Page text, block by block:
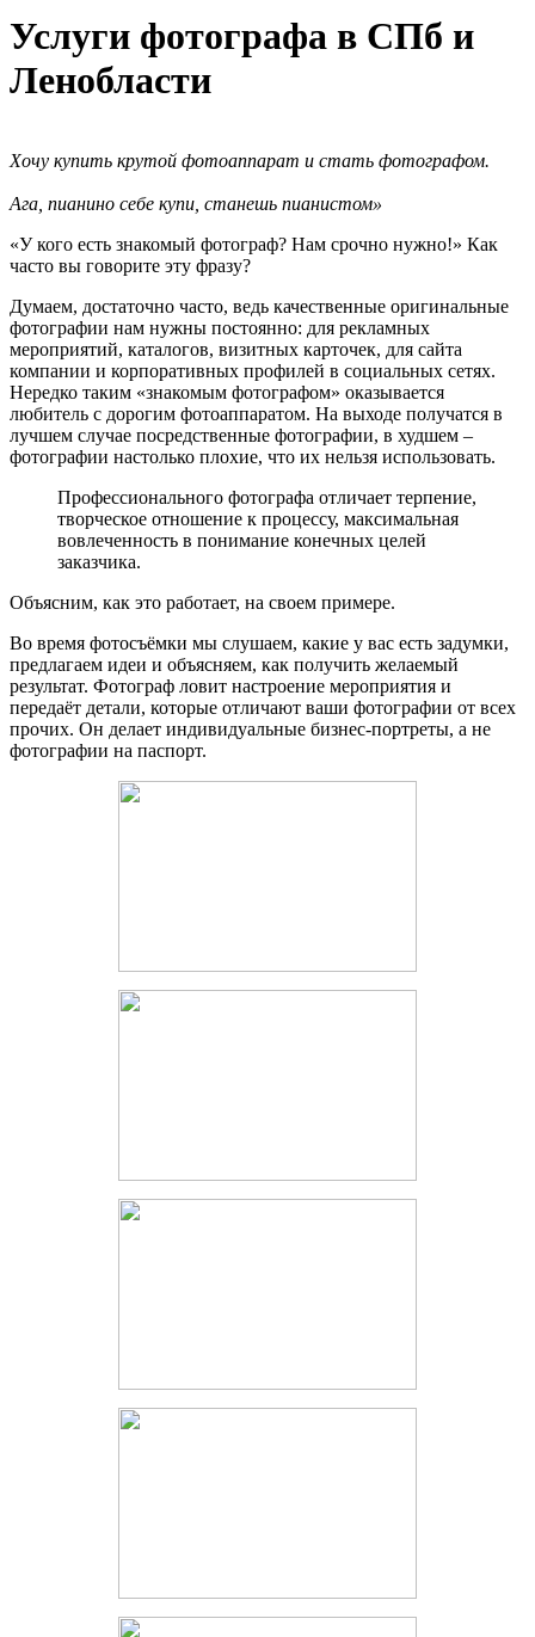
Услуги фотографа в СПб и
Ленобласти
Хочу купить крутой фотоаппарат и стать фотографом.
Ага, пианино себе купи, станешь пианистом»
«У кого есть знакомый фотограф? Нам срочно нужно!» Как
часто вы говорите эту фразу?
Думаем, достаточно часто, ведь качественные оригинальные
фотографии нам нужны постоянно: для рекламных
мероприятий, каталогов, визитных карточек, для сайта
компании и корпоративных профилей в социальных сетях.
Нередко таким «знакомым фотографом» оказывается
любитель с дорогим фотоаппаратом. На выходе получатся в
лучшем случае посредственные фотографии, в худшем –
фотографии настолько плохие, что их нельзя использовать.
Профессионального фотографа отличает терпение,
творческое отношение к процессу, максимальная
вовлеченность в понимание конечных целей
заказчика.
Объясним, как это работает, на своем примере.
Во время фотосъёмки мы слушаем, какие у вас есть задумки,
предлагаем идеи и объясняем, как получить желаемый
результат. Фотограф ловит настроение мероприятия и
передаёт детали, которые отличают ваши фотографии от всех
прочих. Он делает индивидуальные бизнес-портреты, а не
фотографии на паспорт.